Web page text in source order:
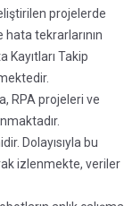
projelerde
hata tekrarlarının
Takip
RPA projeleri ve
Dolayısıyla bu
izlenmekte, veriler